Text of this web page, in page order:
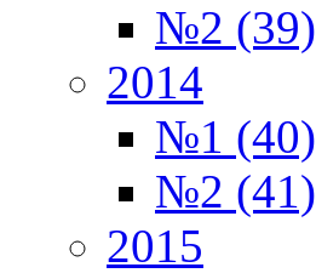
№2 (39)
2014
№1 (40)
№2 (41)
2015